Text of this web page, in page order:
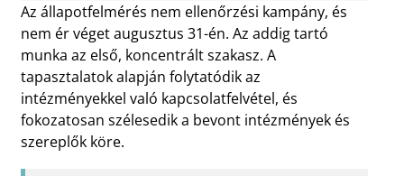
Az állapotfelmérés nem ellenőrzési kampány, és
nem ér véget augusztus 31-én. Az addig tartó
munka az első, koncentrált szakasz. A
tapasztalatok alapján folytatódik az
intézményekkel való kapcsolatfelvétel, és
fokozatosan szélesedik a bevont intézmények és
szereplők köre.